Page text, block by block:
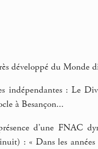
développé du Monde
indépendantes : Le
à Besançon...
d’une FNAC
: « Dans les